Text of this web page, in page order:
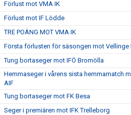
Förlust mot VMA IK
Förlust mot IF Lödde
TRE POÄNG MOT VMA IK
Första förlusten för säsongen mot Vellinge
Tung bortaseger mot IFÖ Bromölla
Hemmaseger i vårens sista hemmamatch
AIF
Tung bortaseger mot FK Besa
Seger i premiären mot IFK Trelleborg